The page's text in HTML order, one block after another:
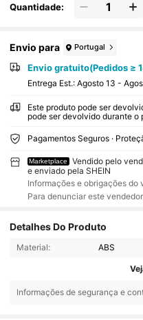
Quantidade:
Envio para Portugal
Envio gratuito(Pedidos ≥
Entrega Est.: Agosto 13 -
Este produto pode ser
pode ser devolvido durante
Pagamentos Seguros ·
Marketplace
Vendido pelo
e enviado pela SHEIN
Informações e obrigações do
Para denunciar este
Detalhes Do Produto
Material: ABS
Informações de segurança e